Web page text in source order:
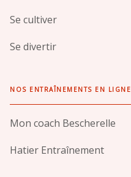
Se cultiver
Se divertir
NOS ENTRAÎNEMENTS EN LIGNE
Mon coach Bescherelle
Hatier Entraînement